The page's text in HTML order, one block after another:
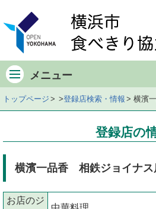
イ
ニ
ュ
店
舗
メニュー
トップページ 登録店検索・情報 横濱
登録店の
横濱一品香 相鉄ジョイナス
お店のジ